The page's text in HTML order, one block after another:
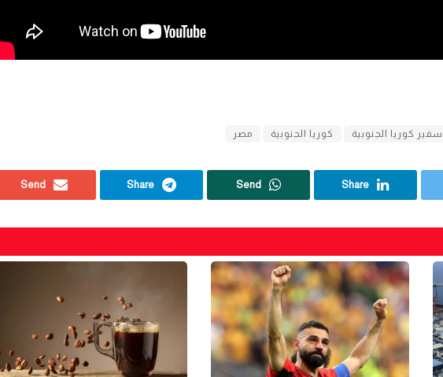
سفير كوريا الجنوبية كوريا الجنوبية مصر
Share
Send
Share
Send